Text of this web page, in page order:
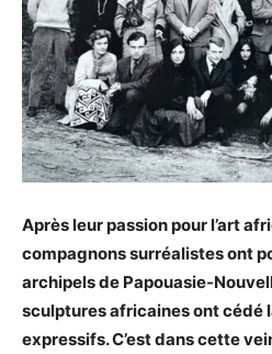
Après leur passion pour l’art
compagnons surréalistes ont
archipels de Papouasie-
sculptures africaines ont cédé
expressifs. C’est dans cette